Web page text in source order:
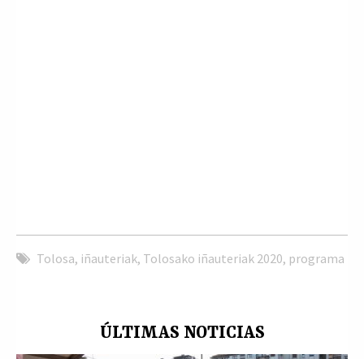
Tolosa, iñauteriak, Tolosako iñauteriak 2020, programa
ÚLTIMAS NOTICIAS